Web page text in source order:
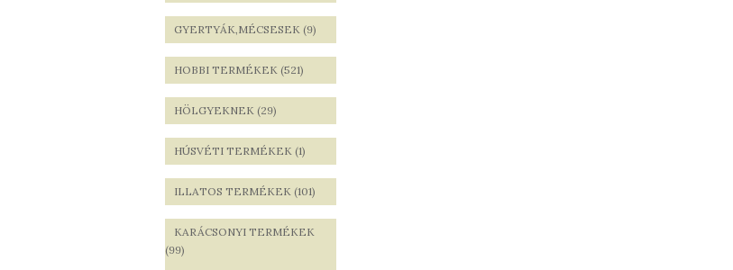
GYERTYÁK,MÉCSESEK (9)
HOBBI TERMÉKEK (521)
HÖLGYEKNEK (29)
HÚSVÉTI TERMÉKEK (1)
ILLATOS TERMÉKEK (101)
KARÁCSONYI TERMÉKEK
(99)